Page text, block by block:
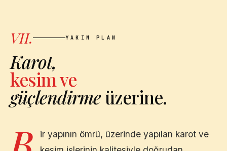
VII. YAKIN PLAN
Karot,
kesim ve
güçlendirmeüzerine.
ir yapının ömrü, üzerinde yapılan karot ve